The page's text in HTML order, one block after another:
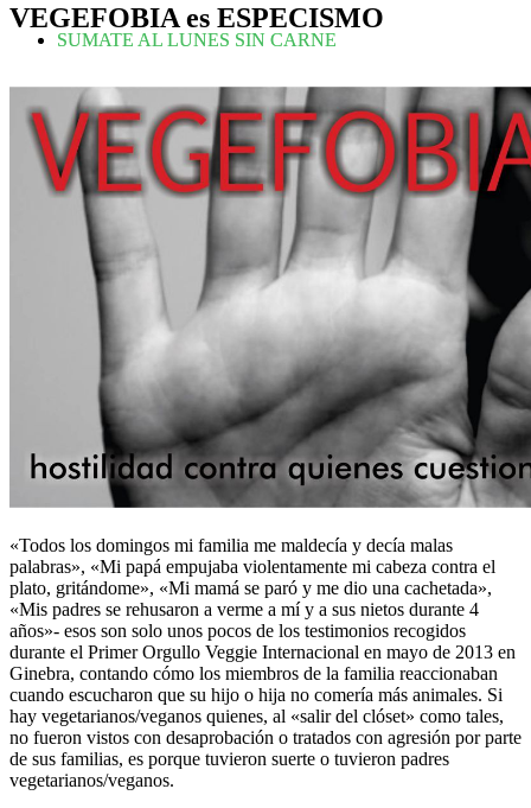
SUMATE AL LUNES SIN CARNE
VEGEFOBIA es ESPECISMO
«Todos los domingos mi familia me maldecía y decía malas
palabras», «Mi papá empujaba violentamente mi cabeza contra el
plato, gritándome», «Mi mamá se paró y me dio una cachetada»,
«Mis padres se rehusaron a verme a mí y a sus nietos durante 4
años»- esos son solo unos pocos de los testimonios recogidos
durante el Primer Orgullo Veggie Internacional en mayo de 2013 en
Ginebra, contando cómo los miembros de la familia reaccionaban
cuando escucharon que su hijo o hija no comería más animales. Si
hay vegetarianos/veganos quienes, al «salir del clóset» como tales,
no fueron vistos con desaprobación o tratados con agresión por parte
de sus familias, es porque tuvieron suerte o tuvieron padres
vegetarianos/veganos.